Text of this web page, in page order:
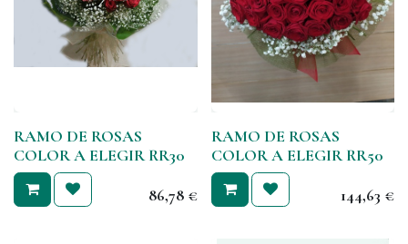
RAMO DE ROSAS
COLOR A ELEGIR RR30
86,78€
RAMO DE ROSAS
COLOR A ELEGIR RR50
144,63 €